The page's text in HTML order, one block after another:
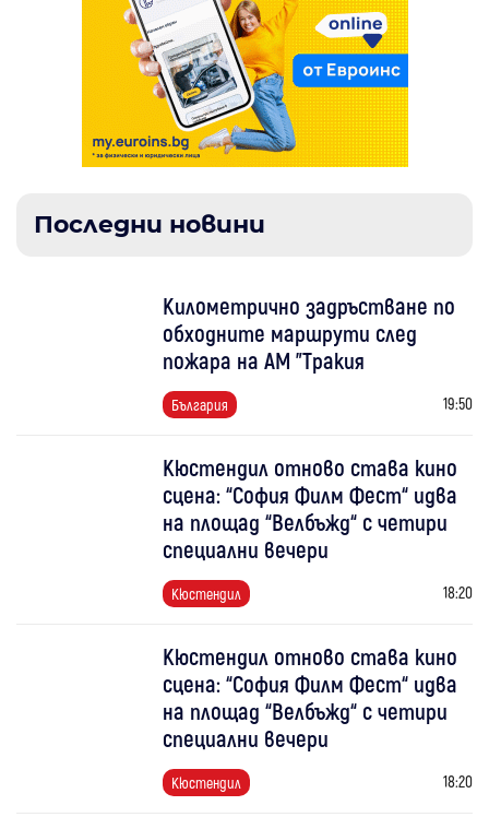
Последни новини
Километрично задръстване по
обходните маршрути след
пожара на АМ "Тракия
България 19:50
Кюстендил отново става кино
сцена: “София Филм Фест“ идва
на площад “Велбъжд“ с четири
специални вечери
Кюстендил 18:20
Кюстендил отново става кино
сцена: “София Филм Фест“ идва
на площад “Велбъжд“ с четири
специални вечери
Кюстендил 18:20